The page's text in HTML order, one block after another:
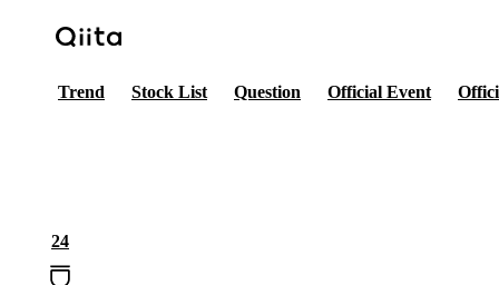
Trend Stock List Question Official Event
24